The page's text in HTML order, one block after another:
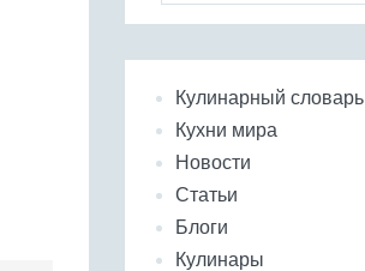
Кулинарный словарь
Кухни мира
Новости
Статьи
Блоги
Кулинары